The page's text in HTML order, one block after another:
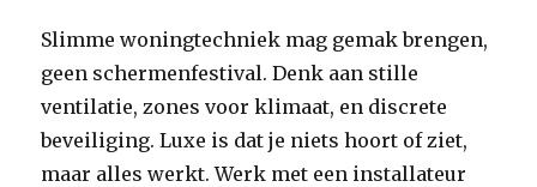
Slimme woningtechniek mag gemak brengen,
geen schermenfestival. Denk aan stille
ventilatie, zones voor klimaat, en discrete
beveiliging. Luxe is dat je niets hoort of ziet,
maar alles werkt. Werk met een installateur